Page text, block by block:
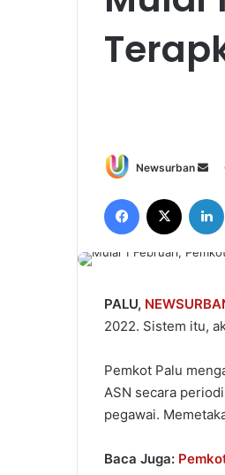
Newsurban
Facebook
PALU,
2022. Sistem itu,
Pemkot Palu
ASN secara
pegawai.
Baca Juga: